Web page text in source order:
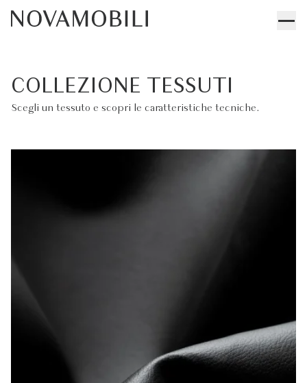
COLLEZIONE TESSUTI
Scegli un tessuto e scopri le caratteristiche tecniche.